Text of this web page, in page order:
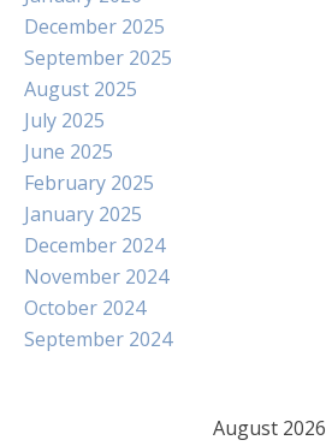
December 2025
September 2025
August 2025
July 2025
June 2025
February 2025
January 2025
December 2024
November 2024
October 2024
September 2024
August 2026